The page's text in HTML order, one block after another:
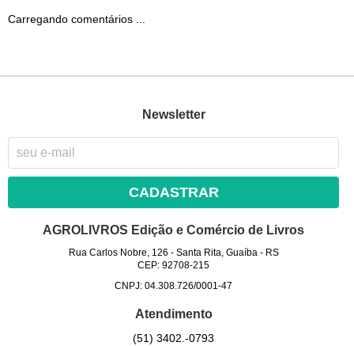
Carregando comentários ...
Newsletter
CADASTRAR
AGROLIVROS Edição e Comércio de Livros
Rua Carlos Nobre, 126 - Santa Rita, Guaíba- RS
CEP: 92708-215
CNPJ: 04.308.726/0001-47
Atendimento
(51) 3402.-0793